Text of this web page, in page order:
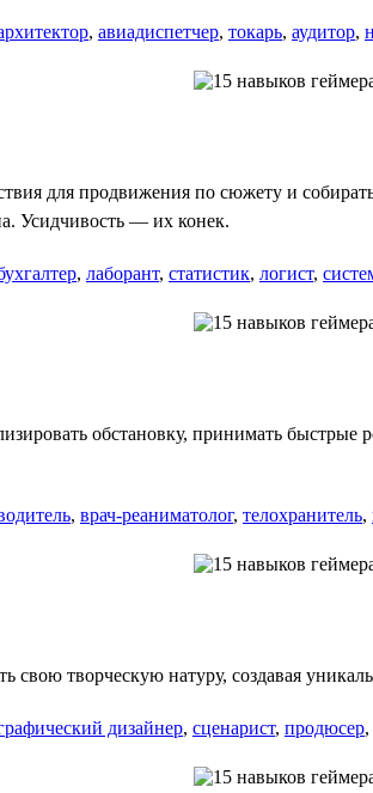
, авиадиспетчер, токарь, аудитор,
для продвижения по сюжету и
Усидчивость — их конек.
, лаборант, статистик, логист,
обстановку, принимать быстрые
, врач-реаниматолог, телохранитель,
свою творческую натуру, создавая
дизайнер, сценарист, продюсер,